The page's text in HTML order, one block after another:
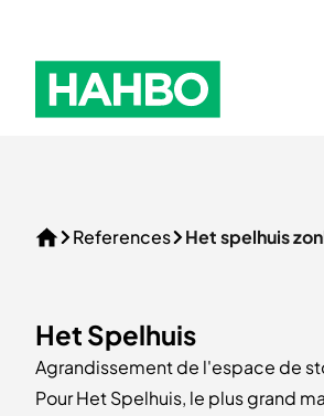
Hahbo logo
References Het spelhuis
Het Spelhuis
Agrandissement de l'espace de
Pour Het Spelhuis, le plus grand